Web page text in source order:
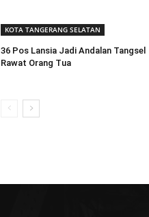
KOTA TANGERANG SELATAN
36 Pos Lansia Jadi Andalan Tangsel
Rawat Orang Tua